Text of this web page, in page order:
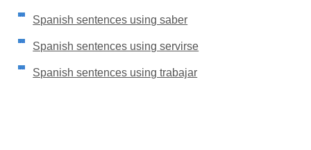
Spanish sentences using saber
Spanish sentences using servirse
Spanish sentences using trabajar